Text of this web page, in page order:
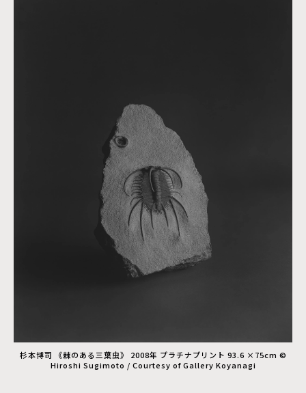
杉本博司 《棘のある三葉虫》 2008年 プラチナプリント 93.6 ×75cm ©
Hiroshi Sugimoto / Courtesy of Gallery Koyanagi